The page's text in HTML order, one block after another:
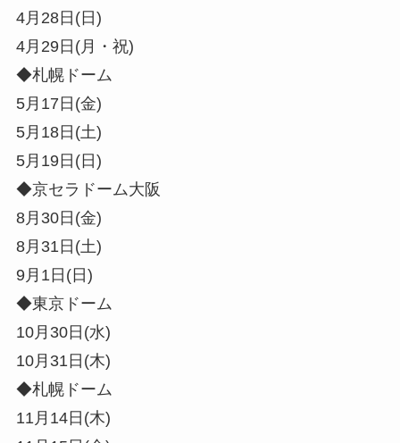
4月28日(日)
4月29日(月・祝)
◆札幌ドーム
5月17日(金)
5月18日(土)
5月19日(日)
◆京セラドーム大阪
8月30日(金)
8月31日(土)
9月1日(日)
◆東京ドーム
10月30日(水)
10月31日(木)
◆札幌ドーム
11月14日(木)